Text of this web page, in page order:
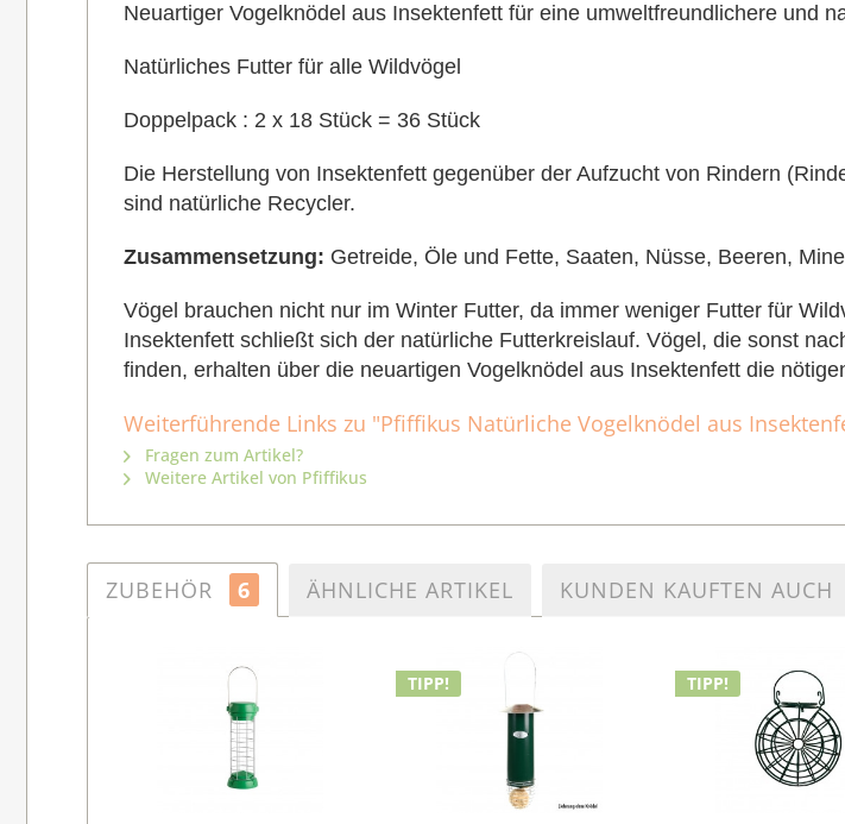
Neuartiger Vogelknödel aus Insektenfett für eine umweltfreundlichere und
Natürliches Futter für alle Wildvögel
Doppelpack : 2 x 18 Stück = 36 Stück
Die Herstellung von Insektenfett gegenüber der Aufzucht von Rindern
sind natürliche Recycler.
Zusammensetzung: Getreide, Öle und Fette, Saaten, Nüsse, Beeren,
Vögel brauchen nicht nur im Winter Futter, da immer weniger Futter für
Insektenfett schließt sich der natürliche Futterkreislauf. Vögel, die sonst
finden, erhalten über die neuartigen Vogelknödel aus Insektenfett die
Weiterführende Links zu "Pfiffikus Natürliche Vogelknödel aus
Fragen zum Artikel?
Weitere Artikel von Pfiffikus
ZUBEHÖR 6 ÄHNLICHE ARTIKEL KUNDEN KAUFTEN AUCH
TIPP! TIPP!